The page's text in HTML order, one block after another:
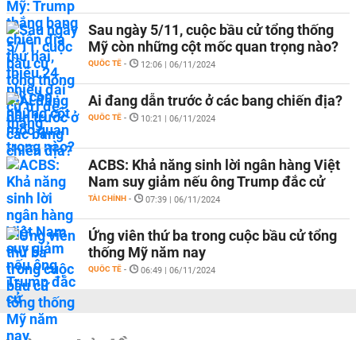
Sau ngày 5/11, cuộc bầu cử tổng thống
Mỹ còn những cột mốc quan trọng nào?
QUỐC TẾ - 12:06 | 06/11/2024
Ai đang dẫn trước ở các bang chiến địa?
QUỐC TẾ - 10:21 | 06/11/2024
ACBS: Khả năng sinh lời ngân hàng Việt
Nam suy giảm nếu ông Trump đắc cử
TÀI CHÍNH - 07:39 | 06/11/2024
Ứng viên thứ ba trong cuộc bầu cử tổng
thống Mỹ năm nay
QUỐC TẾ - 06:49 | 06/11/2024